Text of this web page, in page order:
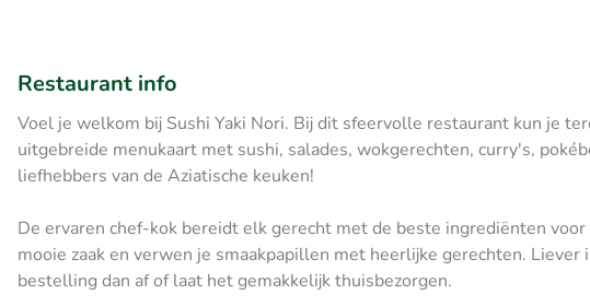
Restaurant info
Voel je welkom bij Sushi Yaki Nori. Bij dit sfeervolle restaurant kun je
uitgebreide menukaart met sushi, salades, wokgerechten, curry's,
liefhebbers van de Aziatische keuken!
De ervaren chef-kok bereidt elk gerecht met de beste ingrediënten
mooie zaak en verwen je smaakpapillen met heerlijke gerechten.
bestelling dan af of laat het gemakkelijk thuisbezorgen.